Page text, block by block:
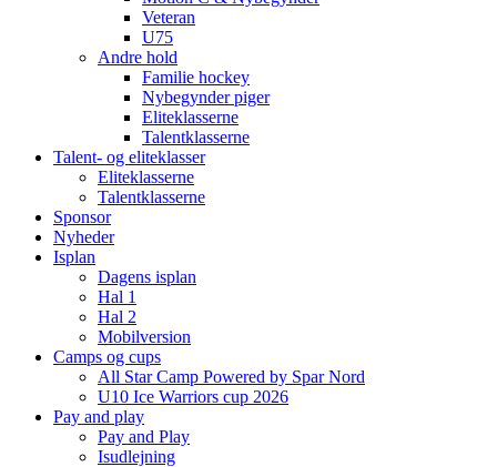
Veteran
U75
Andre hold
Familie hockey
Nybegynder piger
Eliteklasserne
Talentklasserne
Talent- og eliteklasser
Eliteklasserne
Talentklasserne
Sponsor
Nyheder
Isplan
Dagens isplan
Hal 1
Hal 2
Mobilversion
Camps og cups
All Star Camp Powered by Spar Nord
U10 Ice Warriors cup 2026
Pay and play
Pay and Play
Isudlejning